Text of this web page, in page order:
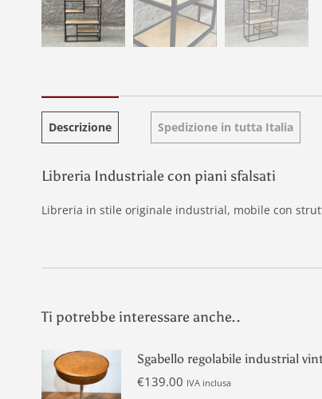
Descrizione Spedizione in tutta Italia
Libreria Industriale con piani sfalsati
Libreria in stile originale industrial, mobile con
Ti potrebbe interessare anche..
Sgabello regolabile industrial
€139.00 IVA inclusa